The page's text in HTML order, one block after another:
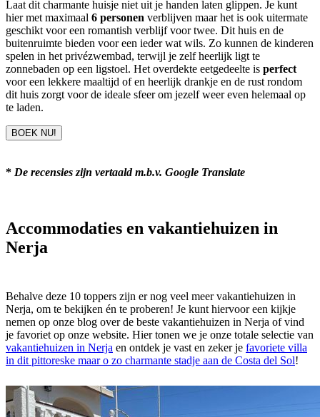
Laat dit charmante huisje niet uit je handen laten glippen. Je kunt
hier met maximaal 6 personen verblijven maar het is ook uitermate
geschikt voor een romantish verblijf voor twee. Dit huis en de
buitenruimte bieden voor een ieder wat wils. Zo kunnen de kinderen
spelen in het privézwembad, terwijl je zelf heerlijk ligt te
zonnebaden op een ligstoel. Het overdekte eetgedeelte is perfect
voor een lekkere maaltijd of en heerlijk drankje en de rust rondom
dit huis zorgt voor de ideale sfeer om jezelf weer even helemaal op
te laden.
BOEK NU!
* De recensies zijn vertaald m.b.v. Google Translate
Accommodaties en vakantiehuizen in
Nerja
Behalve deze 10 toppers zijn er nog veel meer vakantiehuizen in
Nerja, om te bekijken én te proberen! Je kunt hiervoor een kijkje
nemen op onze blog over de beste vakantiehuizen in Nerja of vind
je favoriet op onze website. Hier tonen we je onze totale selectie van
vakantiehuizen in Nerja en ontdek je vast en zeker je favoriete villa
in dit pittoreske maar o zo charmante stadje aan de Costa del Sol!